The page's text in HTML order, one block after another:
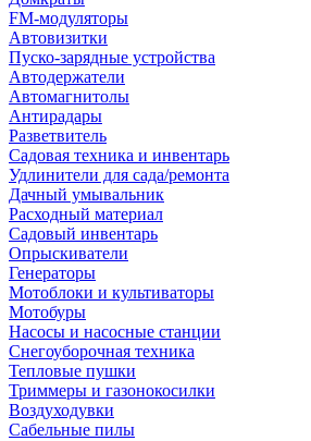
FM-модуляторы
Автовизитки
Пуско-зарядные устройства
Автодержатели
Автомагнитолы
Антирадары
Разветвитель
Садовая техника и инвентарь
Удлинители для сада/ремонта
Дачный умывальник
Расходный материал
Садовый инвентарь
Опрыскиватели
Генераторы
Мотоблоки и культиваторы
Мотобуры
Насосы и насосные станции
Снегоуборочная техника
Тепловые пушки
Триммеры и газонокосилки
Воздуходувки
Сабельные пилы